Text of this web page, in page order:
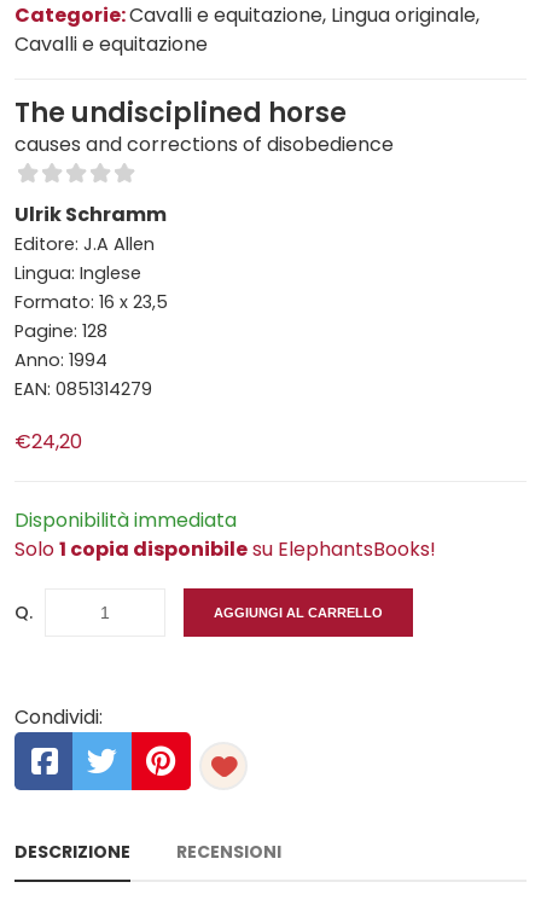
Categorie:Cavalli e equitazione, Lingua originale,
Cavalli e equitazione
The undisciplined horse
causes and corrections of disobedience
Ulrik Schramm
Editore: J.A Allen
Lingua: Inglese
Formato: 16 x 23,5
Pagine: 128
Anno: 1994
EAN: 0851314279
€24,20
Disponibilità immediata
Solo1 copia disponibilesu ElephantsBooks!
Q. AGGIUNGI AL CARRELLO
Condividi:
DESCRIZIONE RECENSIONI